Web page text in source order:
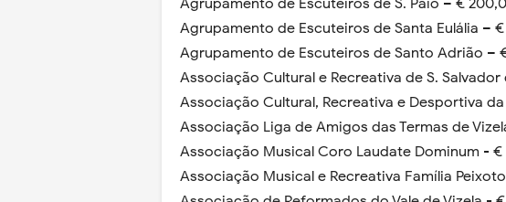
Agrupamento de Escuteiros de S. Paio – €
Agrupamento de Escuteiros de Santa Eulália –
Agrupamento de Escuteiros de Santo Adrião –
Associação Cultural e Recreativa de S.
Associação Cultural, Recreativa e Desportiva
Associação Liga de Amigos das Termas de
Associação Musical Coro Laudate Dominum -
Associação Musical e Recreativa Família